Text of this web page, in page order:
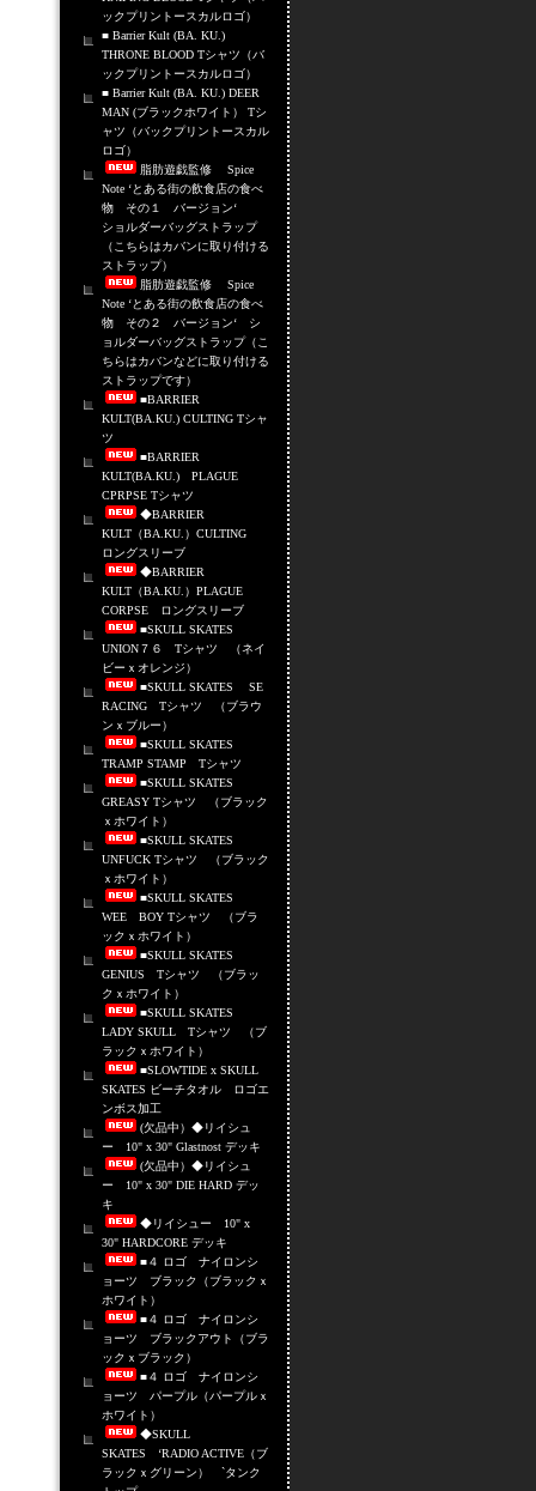
ックプリントースカルロゴ）
■ Barrier Kult (BA. KU.)
THRONE BLOOD Tシャツ（バ
ックプリントースカルロゴ）
■ Barrier Kult (BA. KU.) DEER
MAN (ブラックホワイト） Tシ
ャツ（バックプリントースカル
ロゴ）
脂肪遊戯監修 Spice
Note ‘とある街の飲食店の食べ
物 その１ バージョン‘
ショルダーバッグストラップ
（こちらはカバンに取り付ける
ストラップ）
脂肪遊戯監修 Spice
Note ‘とある街の飲食店の食べ
物 その２ バージョン‘ シ
ョルダーバッグストラップ（こ
ちらはカバンなどに取り付ける
ストラップです）
■BARRIER
KULT(BA.KU.) CULTING Tシャ
ツ
■BARRIER
KULT(BA.KU.) PLAGUE
CPRPSE Tシャツ
◆BARRIER
KULT（BA.KU.）CULTING
ロングスリーブ
◆BARRIER
KULT（BA.KU.）PLAGUE
CORPSE ロングスリーブ
■SKULL SKATES
UNION７６ Tシャツ （ネイ
ビーｘオレンジ）
■SKULL SKATES SE
RACING Tシャツ （ブラウ
ンｘブルー）
■SKULL SKATES
TRAMP STAMP Tシャツ
■SKULL SKATES
GREASY Tシャツ （ブラック
ｘホワイト）
■SKULL SKATES
UNFUCK Tシャツ （ブラック
ｘホワイト）
■SKULL SKATES
WEE BOY Tシャツ （ブラ
ックｘホワイト）
■SKULL SKATES
GENIUS Tシャツ （ブラッ
クｘホワイト）
■SKULL SKATES
LADY SKULL Tシャツ （ブ
ラックｘホワイト）
■SLOWTIDE x SKULL
SKATES ビーチタオル ロゴエ
ンボス加工
(欠品中）◆リイシュ
ー 10" x 30" Glastnost デッキ
(欠品中）◆リイシュ
ー 10" x 30" DIE HARD デッ
キ
◆リイシュー 10" x
30" HARDCORE デッキ
■４ ロゴ ナイロンシ
ョーツ ブラック（ブラックｘ
ホワイト）
■４ ロゴ ナイロンシ
ョーツ ブラックアウト（ブラ
ックｘブラック）
■４ ロゴ ナイロンシ
ョーツ パープル（パープルｘ
ホワイト）
◆SKULL
SKATES ‘RADIO ACTIVE（ブ
ラックｘグリーン） `タンク